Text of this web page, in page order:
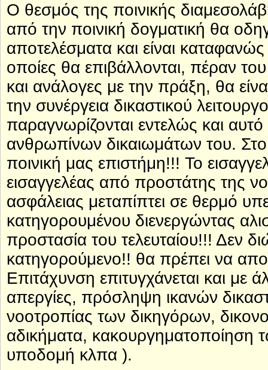
Ο θεσμός της ποινικής
από την ποινική δογματική θα
αποτελέσματα και είναι
οποίες θα επιβάλλονται, πέραν του
και ανάλογες με την πράξη, θα
την συνέργεια δικαστικού
παραγνωρίζονται εντελώς και
ανθρωπίνων δικαιωμάτων του.
ποινική μας επιστήμη!!! Το
εισαγγελέας από προστάτης της
ασφάλειας μεταπίπτει σε θερμό
κατηγορουμένου διενεργώντας
προστασία του τελευταίου!!! Δεν
κατηγορούμενο!! θα πρέπει να
Επιτάχυνση επιτυγχάνεται και με
απεργίες, πρόσληψη ικανών
νοοτροπίας των δικηγόρων,
αδικήματα, κακουργηματοποίηση
υποδομή κλπα ).